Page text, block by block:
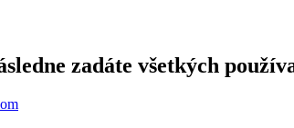
zadáte všetkých